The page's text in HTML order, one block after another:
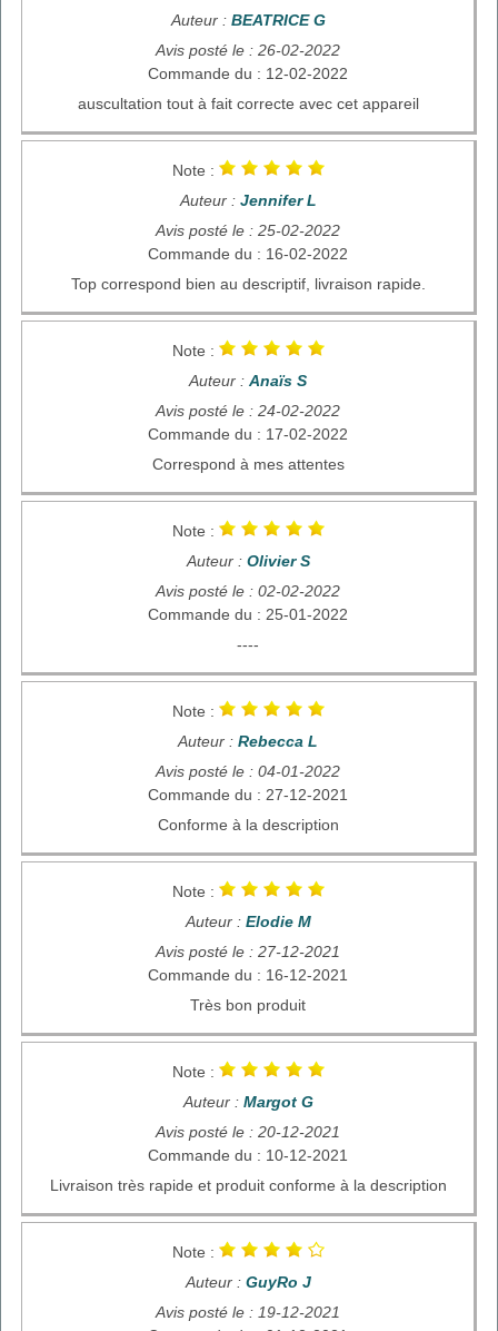
Auteur : BEATRICE G
Avis posté le : 26-02-2022
Commande du : 12-02-2022
auscultation tout à fait correcte avec cet appareil
Note :
Auteur : Jennifer L
Avis posté le : 25-02-2022
Commande du : 16-02-2022
Top correspond bien au descriptif, livraison rapide.
Note :
Auteur : Anaïs S
Avis posté le : 24-02-2022
Commande du : 17-02-2022
Correspond à mes attentes
Note :
Auteur : Olivier S
Avis posté le : 02-02-2022
Commande du : 25-01-2022
----
Note :
Auteur : Rebecca L
Avis posté le : 04-01-2022
Commande du : 27-12-2021
Conforme à la description
Note :
Auteur : Elodie M
Avis posté le : 27-12-2021
Commande du : 16-12-2021
Très bon produit
Note :
Auteur : Margot G
Avis posté le : 20-12-2021
Commande du : 10-12-2021
Livraison très rapide et produit conforme à la description
Note :
Auteur : GuyRo J
Avis posté le : 19-12-2021